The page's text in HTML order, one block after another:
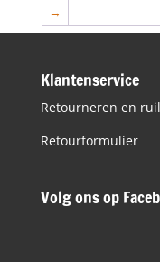
→
Klantenservice
Retourneren en
Retourformulier
Volg ons op